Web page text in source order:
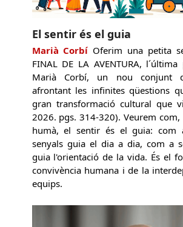
El sentir és el guia
Marià Corbí Oferim una petita
FINAL DE LA AVENTURA,
Marià Corbí, un nou conjunt
afrontant les infinites qüestions
gran transformació cultural que
2026. pgs. 314-320). Veurem
humà, el sentir és el guia: com
senyals guia el dia a dia, com a
guia l'orientació de la vida. És el
convivència humana i de la
equips.